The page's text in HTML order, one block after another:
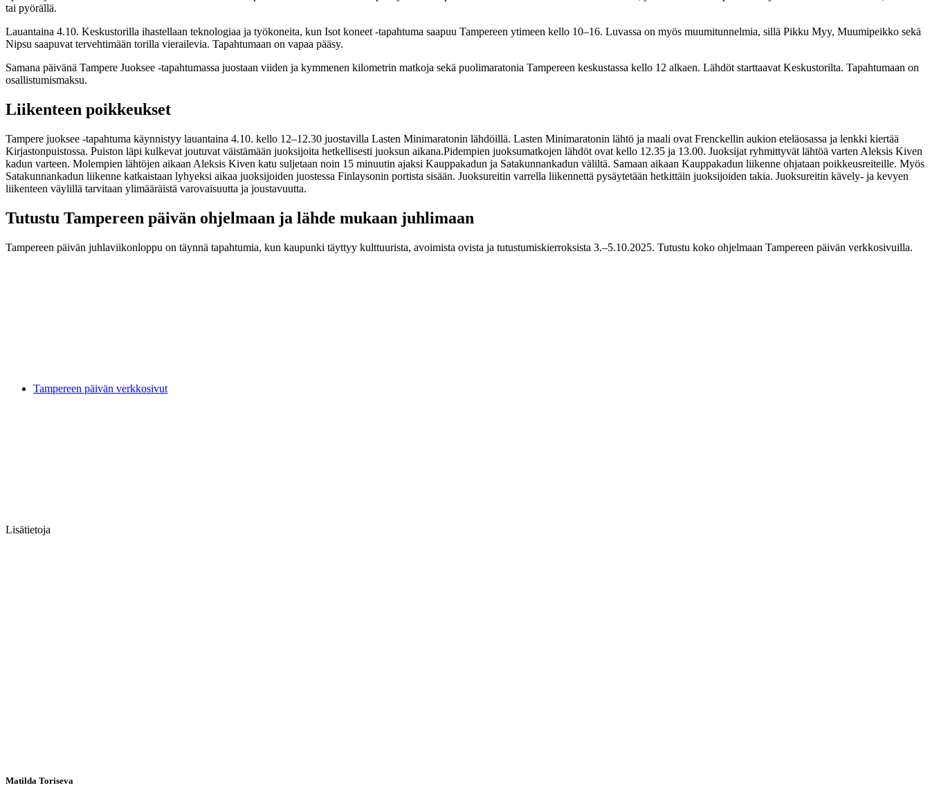
tai pyörällä.
Lauantaina 4.10. Keskustorilla ihastellaan teknologiaa ja työkoneita, kun Isot koneet -tapahtuma saapuu Tampereen ytimeen kello 10–16. Luvassa on myös muumitunnelmia, sillä Pikku Myy, Muumipeikko sekä
Nipsu saapuvat tervehtimään torilla vierailevia. Tapahtumaan on vapaa pääsy.
Samana päivänä Tampere Juoksee -tapahtumassa juostaan viiden ja kymmenen kilometrin matkoja sekä puolimaratonia Tampereen keskustassa kello 12 alkaen. Lähdöt starttaavat Keskustorilta. Tapahtumaan on
osallistumismaksu.
Liikenteen poikkeukset
Tampere juoksee -tapahtuma käynnistyy lauantaina 4.10. kello 12–12.30 juostavilla Lasten Minimaratonin lähdöillä. Lasten Minimaratonin lähtö ja maali ovat Frenckellin aukion eteläosassa ja lenkki kiertää
Kirjastonpuistossa. Puiston läpi kulkevat joutuvat väistämään juoksijoita hetkellisesti juoksun aikana.Pidempien juoksumatkojen lähdöt ovat kello 12.35 ja 13.00. Juoksijat ryhmittyvät lähtöä varten Aleksis Kiven
kadun varteen. Molempien lähtöjen aikaan Aleksis Kiven katu suljetaan noin 15 minuutin ajaksi Kauppakadun ja Satakunnankadun väliltä. Samaan aikaan Kauppakadun liikenne ohjataan poikkeusreiteille. Myös
Satakunnankadun liikenne katkaistaan lyhyeksi aikaa juoksijoiden juostessa Finlaysonin portista sisään. Juoksureitin varrella liikennettä pysäytetään hetkittäin juoksijoiden takia. Juoksureitin kävely- ja kevyen
liikenteen väylillä tarvitaan ylimääräistä varovaisuutta ja joustavuutta.
Tutustu Tampereen päivän ohjelmaan ja lähde mukaan juhlimaan
Tampereen päivän juhlaviikonloppu on täynnä tapahtumia, kun kaupunki täyttyy kulttuurista, avoimista ovista ja tutustumiskierroksista 3.–5.10.2025. Tutustu koko ohjelmaan Tampereen päivän verkkosivuilla.
Tampereen päivän verkkosivut
Lisätietoja
Matilda Toriseva